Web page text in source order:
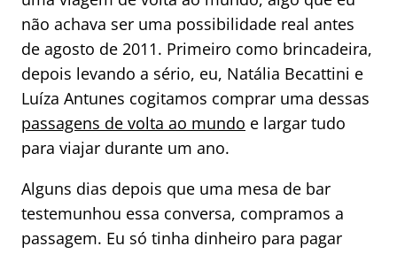
não achava ser uma possibilidade real antes
de agosto de 2011. Primeiro como brincadeira,
depois levando a sério, eu, Natália Becattini e
Luíza Antunes cogitamos comprar uma dessas
passagens de volta ao mundo e largar tudo
para viajar durante um ano.
Alguns dias depois que uma mesa de bar
testemunhou essa conversa, compramos a
passagem. Eu só tinha dinheiro para pagar